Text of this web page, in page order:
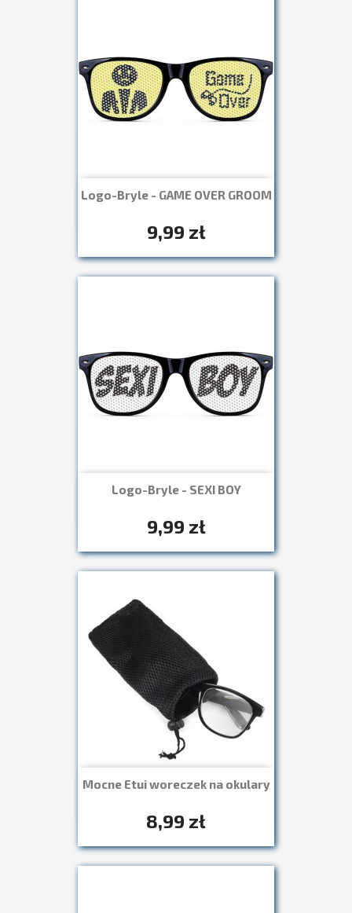
Logo-Bryle - GAME OVER GROOM
9,99 zł
Szybki podgląd
Logo-Bryle - SEXI BOY
9,99 zł
Szybki podgląd
Mocne Etui woreczek na okulary
8,99 zł
Szybki podgląd